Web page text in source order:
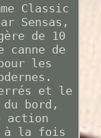
Classic
Sensas,
de 10
canne de
les
et le
bord,
action
à la fois